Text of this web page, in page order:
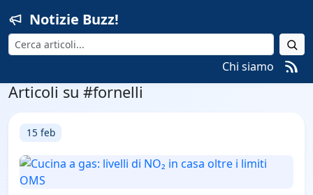
Notizie Buzz!
Cerca
Chi siamo
Articoli su #fornelli
15 feb